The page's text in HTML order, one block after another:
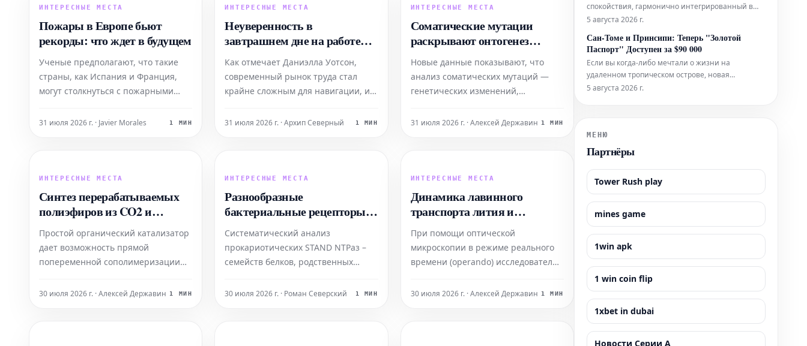
ИНТЕРЕСНЫЕ МЕСТА
Пожары в Европе бьют
рекорды: что ждет в будущем
Ученые предполагают, что такие
страны, как Испания и Франция,
могут столкнуться с пожарными
напоминающими калифорнийские,
31 июля 2026 г. · Javier Morales 1 МИН
ИНТЕРЕСНЫЕ МЕСТА
Неуверенность в
завтрашнем дне на работе
истощает меня и моих
коллег. Это наша вина или
состояние экономики?
Как отмечает Даниэлла Уотсон,
современный рынок труда стал
крайне сложным для навигации, и
достижений, кажется, уже
саму, задумываться: является ли
причиной карьерной
31 июля 2026 г. · Архип Северный 1 МИН
ИНТЕРЕСНЫЕ МЕСТА
Соматические мутации
раскрывают онтогенез
микроглии при старении
человека
Новые данные показывают, что
анализ соматических мутаций —
генетических изменений,
протяжении жизни — позволяет
важными иммунными клетками
центральной нервной системы.
31 июля 2026 г. · Алексей Державин 1 МИН
ИНТЕРЕСНЫЕ МЕСТА
Синтез перерабатываемых
полиэфиров из CO2 и
бициклоалканов
Простой органический катализатор
дает возможность прямой
попеременной сополимеризации
бициклоалканами. В результате
30 июля 2026 г. · Алексей Державин 1 МИН
ИНТЕРЕСНЫЕ МЕСТА
Разнообразные
бактериальные рецепторы
распознавания образов
обнаруживают основной
протеом фагов
Систематический анализ
прокариотических STAND NTPаз –
семейств белков, родственных
обнаруженным у животных и
30 июля 2026 г. · Роман Северский 1 МИН
ИНТЕРЕСНЫЕ МЕСТА
Динамика лавинного
транспорта лития и
внутричастичные
взаимодействия в графите
При помощи оптической
микроскопии в режиме реального
времени (operando) исследователи
деинтеркаляции (извлечения) и
30 июля 2026 г. · Алексей Державин 1 МИН
спокойствия, гармонично интегрированный в
насыщенную жизнь города. Это место, где
динамичным ритмом Тайбэя, создавая
уникальное убежище в самом сердце событий.
5 августа 2026 г.
Сан-Томе и Принсипи: Теперь "Золотой
Паспорт" Доступен за $90 000
Если вы когда-либо мечтали о жизни на
удаленном тропическом острове, новая
программа "золотого паспорта" Сан-Томе и
5 августа 2026 г.
МЕНЮ
Партнёры
Tower Rush play
mines game
1win apk
1 win coin flip
1xbet in dubai
Новости Серии А